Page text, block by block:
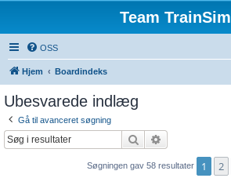
Team TrainSim
OSS
Hjem Boardindeks
Ubesvarede indlæg
Gå til avanceret søgning
Søg
Søgningen gav 58 resultater 1 2